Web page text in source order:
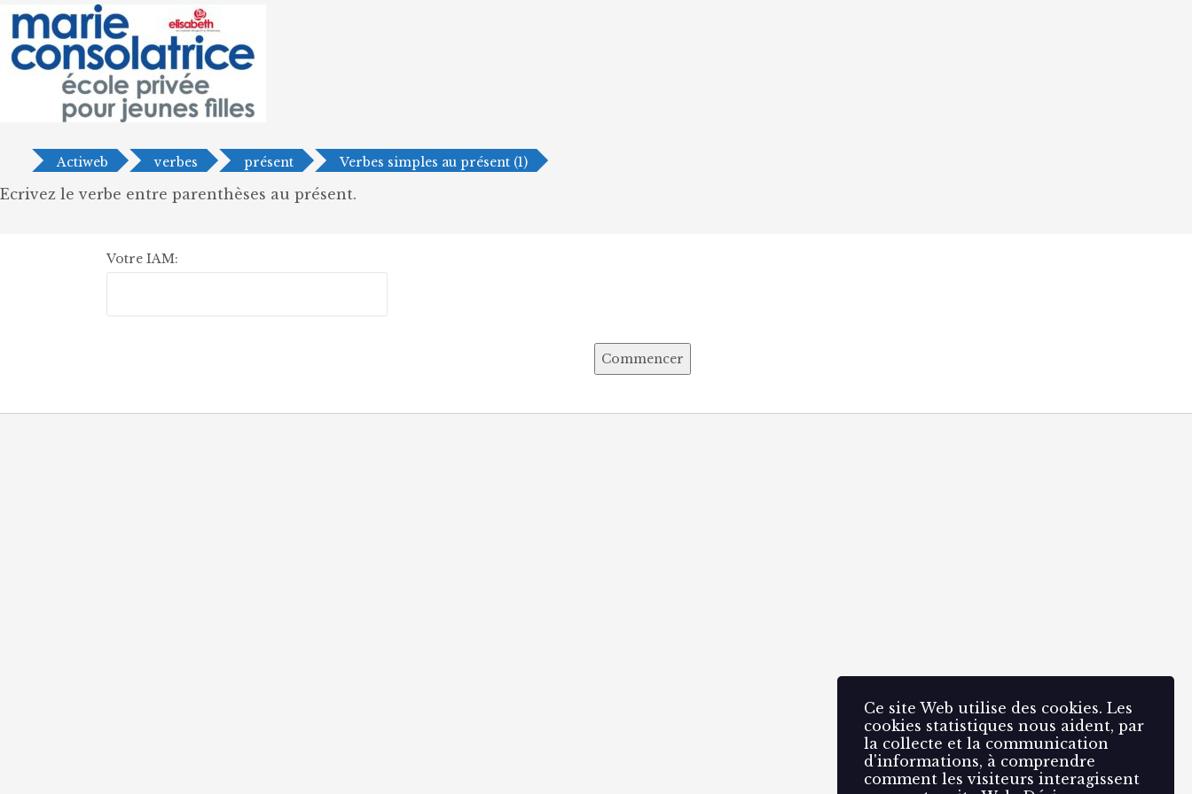
Actiweb verbes présent Verbes simples au présent (1)
Ecrivez le verbe entre parenthèses au présent.
Votre IAM:
Commencer
Ce site Web utilise des cookies. Les
cookies statistiques nous aident, par
la collecte et la communication
d'informations, à comprendre
comment les visiteurs interagissent